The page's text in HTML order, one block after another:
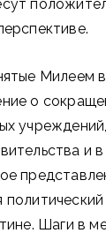
Милеем
о
и
Шаги в